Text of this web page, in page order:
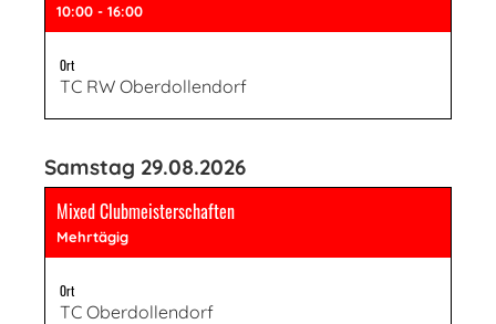
10:00 - 16:00
Ort
TC RW Oberdollendorf
Samstag 29.08.2026
Mixed Clubmeisterschaften
Mehrtägig
Ort
TC Oberdollendorf